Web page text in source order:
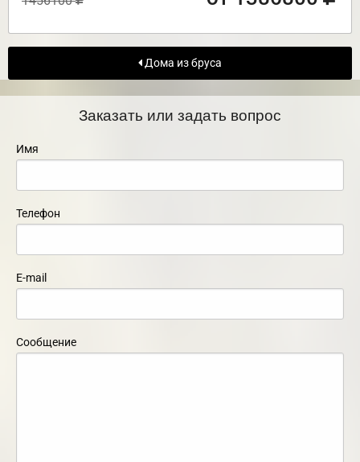
Дома из бруса
Заказать или задать вопрос
Имя
Телефон
E-mail
Сообщение